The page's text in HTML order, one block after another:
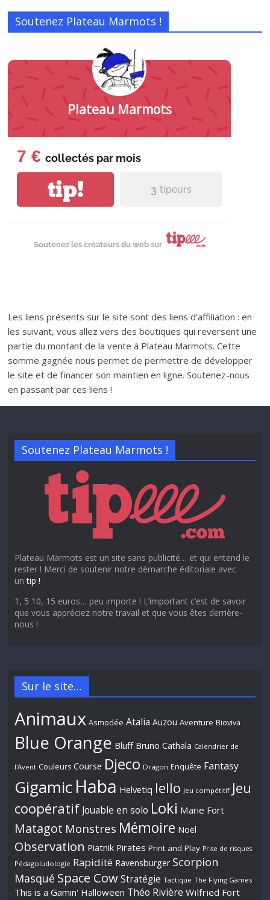
Soutenez Plateau Marmots !
Plateau Marmots
7 € collectés par mois
tip! 3 tipeurs
Soutenez les créateurs du web sur
Les liens présents sur le site sont des liens d'affiliation : en
les suivant, vous allez vers des boutiques qui reversent une
partie du montant de la vente à Plateau Marmots. Cette
somme gagnée nous permet de permettre de développer
le site et de financer son maintien en ligne. Soutenez-nous
en passant par ces liens !
Soutenez Plateau Marmots !
Plateau Marmots est un site sans publicité… et qui entend le
rester ! Merci de soutenir notre démarche éditoriale avec
untip !
1, 5 10, 15 euros… peu importe ! L’important c’est de savoir
que vous appréciez notre travail et que vous êtes derrière-
nous !
Sur le site…
Animaux Asmodée Atalia Auzou Aventure Bioviva
Blue Orange Bluff Bruno Cathala Calendrier de
l'Avent Couleurs Course Djeco Dragon Enquête Fantasy
Gigamic Haba Helvetiq Iello Jeu compétitif Jeu
coopératif Jouable en solo Loki Marie Fort
Matagot Monstres Mémoire Noël
Observation Piatnik Pirates Print and Play Prise de risques
Pédagoludologie Rapidité Ravensburger Scorpion
Masqué Space Cow Stratégie Tactique The Flying Games
This is a Gamin' Halloween Théo Rivière Wilfried Fort